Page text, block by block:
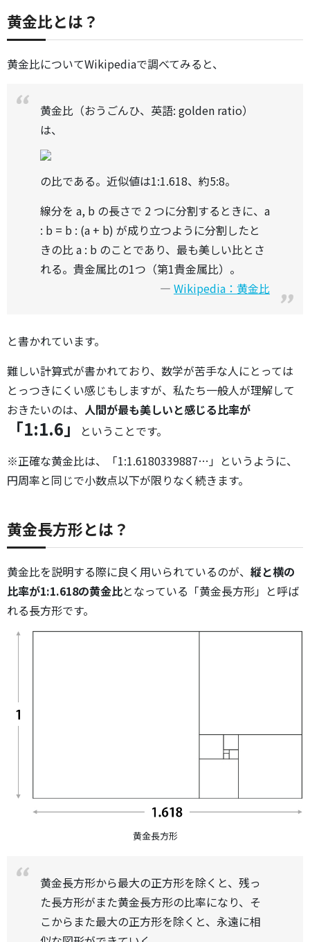
黄金比とは？
黄金比についてWikipediaで調べてみると、
黄金比（おうごんひ、英語: golden ratio）
は、
の比である。近似値は1:1.618、約5:8。
線分を a, b の長さで 2 つに分割するときに、a
: b = b : (a + b) が成り立つように分割したと
きの比 a : b のことであり、最も美しい比とさ
れる。貴金属比の1つ（第1貴金属比）。
Wikipedia：黄金比
と書かれています。
難しい計算式が書かれており、数学が苦手な人にとっては
とっつきにくい感じもしますが、私たち一般人が理解して
おきたいのは、 人間が最も美しいと感じる比率が
「1:1.6」
ということです。
※正確な黄金比は、「1:1.6180339887…」というように、
円周率と同じで小数点以下が限りなく続きます。
黄金長方形とは？
黄金比を説明する際に良く用いられているのが、 縦と横の
比率が1:1.618の黄金比となっている「黄金長方形」と呼ば
れる長方形です。
黄金長方形
黄金長方形から最大の正方形を除くと、残っ
た長方形がまた黄金長方形の比率になり、そ
こからまた最大の正方形を除くと、永遠に相